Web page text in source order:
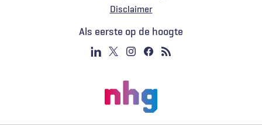
Voet
Disclaimer
Als eerste op de hoogte